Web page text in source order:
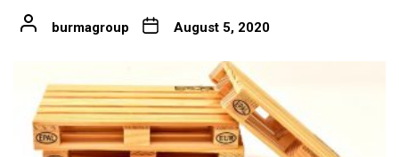
burmagroup August 5, 2020